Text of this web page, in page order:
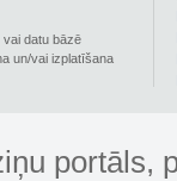
vai datu bāzē
un/vai izplatīšana
portāls,